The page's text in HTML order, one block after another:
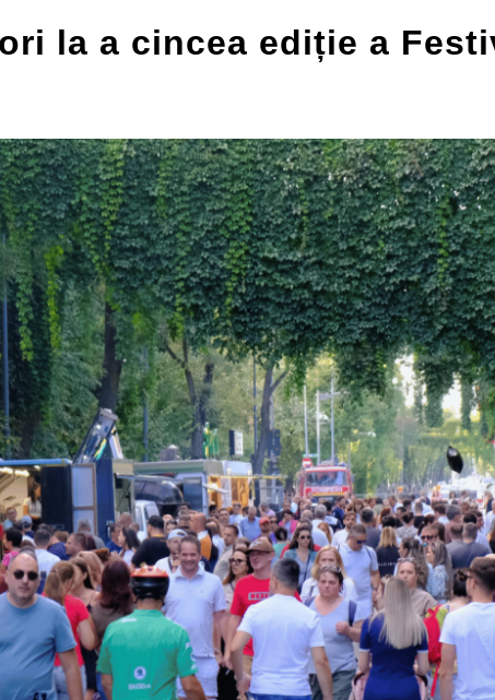
la a cincea ediție a